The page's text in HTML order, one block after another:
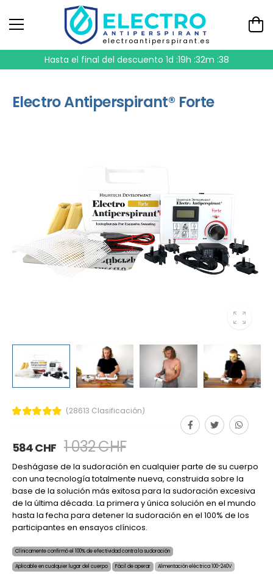
electroantiperspirant.es
Hasta el final del descuento 1d :19h :32m :38
Electro Antiperspirant® Forte
(28613 Clasificación)
584 CHF 1 032 CHF
Deshágase de la sudoración en cualquier parte de su cuerpo
con una tecnología totalmente nueva, construida sobre la
base de la solución más exitosa para la sudoración excesiva
de la última década. La primera y única solución en el mundo
hasta la fecha para detener la sudoración en el 100% de los
participantes en ensayos clínicos.
Clínicamente confirmó el 100% de efectividad contra la sudoración
Aplicable en cualquier lugar del cuerpo Fácil de operar Alimentación eléctrica 100-240V